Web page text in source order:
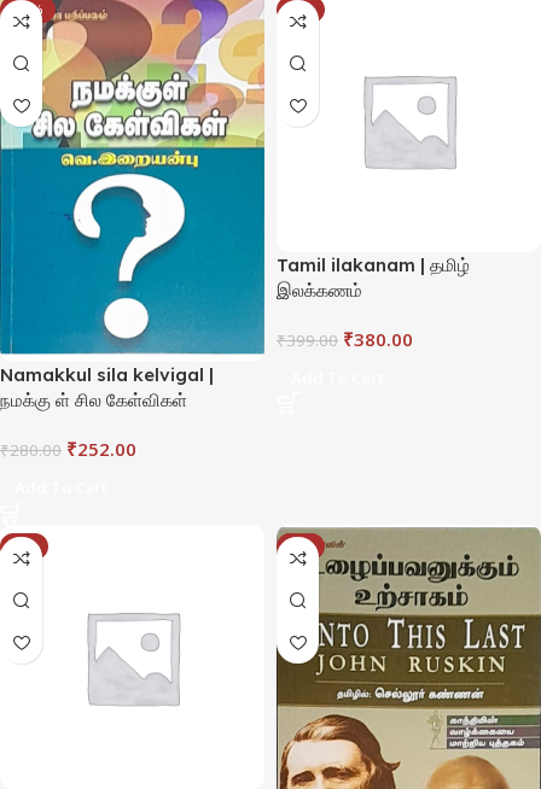
-10%
Namakkul sila kelvigal |
நமக்கு ள் சில கேள்விகள்
₹280.00 ₹252.00
-5%
Tamil ilakanam | தமிழ்
இலக்கணம்
₹399.00 ₹380.00
-2% -4%